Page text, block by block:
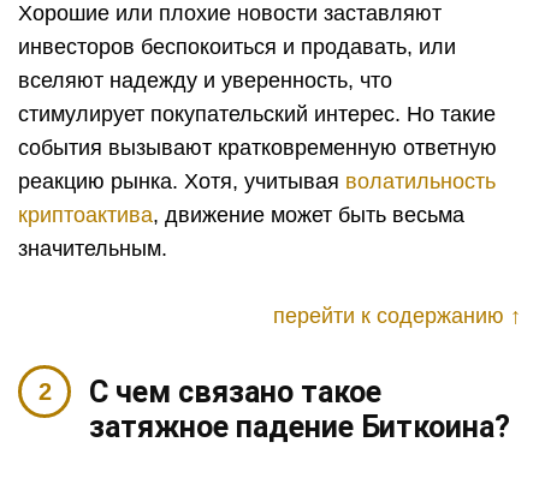
Хорошие или плохие новости заставляют
инвесторов беспокоиться и продавать, или
вселяют надежду и уверенность, что
стимулирует покупательский интерес. Но такие
события вызывают кратковременную ответную
реакцию рынка. Хотя, учитывая волатильность
криптоактива, движение может быть весьма
значительным.
перейти к содержанию ↑
С чем связано такое
затяжное падение Биткоина?